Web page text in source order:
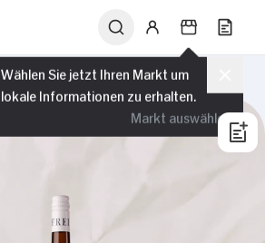
Wählen Sie jetzt Ihren Markt um
lokale Informationen zu erhalten.
Markt auswählen